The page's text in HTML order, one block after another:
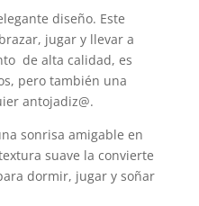
diseño. Este
jugar y llevar a
de alta calidad, es
pero también una
antojadiz@.
sonrisa amigable en
suave la convierte
dormir, jugar y soñar